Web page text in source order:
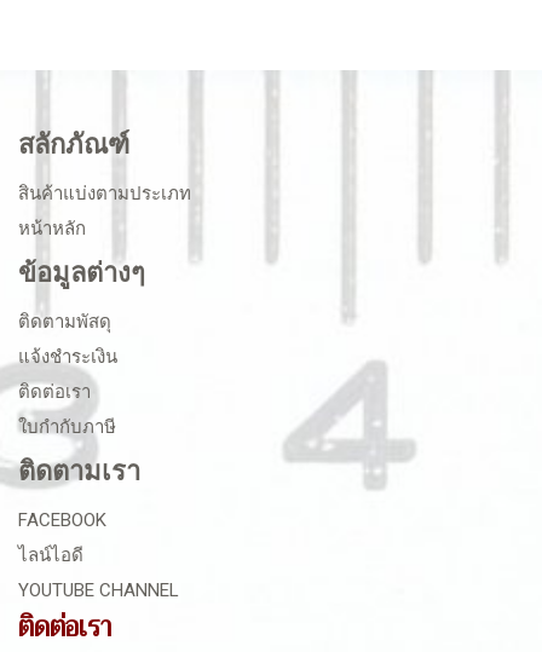
สลักภัณฑ์
สินค้าแบ่งตามประเภท
หน้าหลัก
ข้อมูลต่างๆ
ติดตามพัสดุ
แจ้งชำระเงิน
ติดต่อเรา
ใบกำกับภาษี
ติดตามเรา
FACEBOOK
ไลน์ไอดี
YOUTUBE CHANNEL
ติดต่อเรา